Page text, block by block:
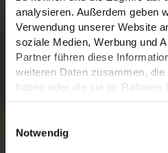
analysieren. Außerdem geben
Verwendung unserer Website
soziale Medien, Werbung und
Partner führen diese
weiteren Daten zusammen,
haben oder die sie im Rahmen
gesammelt haben.
Notwendig